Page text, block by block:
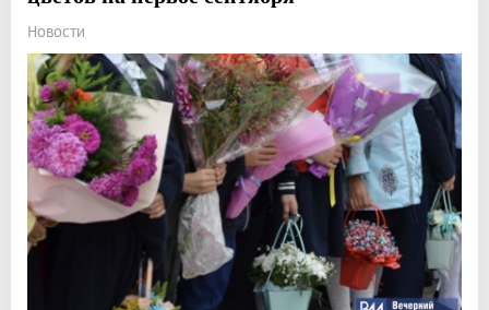
Новости